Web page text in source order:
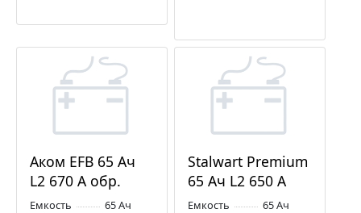
Аком EFB 65 Ач
L2 670 А обр.
пол.
Емкость
65 Ач
Stalwart Premium
65 Ач L2 650 А
обр. пол.
Емкость
65 Ач